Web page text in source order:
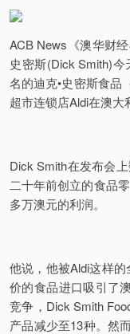
ACB News《澳华财
史密斯(Dick Smith)
名的迪克•史密斯食品
超市连锁店Aldi在澳大
Dick Smith在发布会
二十年前创立的食品
多万澳元的利润。
他说，他被Aldi这样的
价的食品进口吸引了
竞争，Dick Smith
产品减少至13种。然